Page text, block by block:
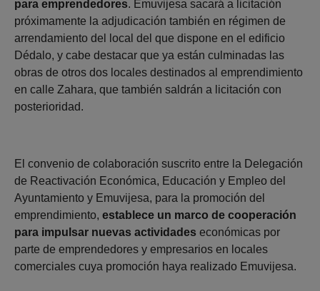
para emprendedores. Emuvijesa sacará a licitación
próximamente la adjudicación también en régimen de
arrendamiento del local del que dispone en el edificio
Dédalo, y cabe destacar que ya están culminadas las
obras de otros dos locales destinados al emprendimiento
en calle Zahara, que también saldrán a licitación con
posterioridad.
El convenio de colaboración suscrito entre la Delegación
de Reactivación Económica, Educación y Empleo del
Ayuntamiento y Emuvijesa, para la promoción del
emprendimiento, establece un marco de cooperación
para impulsar nuevas actividades económicas por
parte de emprendedores y empresarios en locales
comerciales cuya promoción haya realizado Emuvijesa.